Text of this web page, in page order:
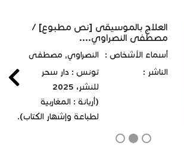
العلاج بالموسيقى [نص مطبوع] /
مصطفى النصراوي....
أسماء الأشخاص :
النصراوي, مصطفى
الناشر :
تونس : دار سحر
للنشر، 2025
(أريانة : المغاربية
لطباعة وإشهار الكتاب).